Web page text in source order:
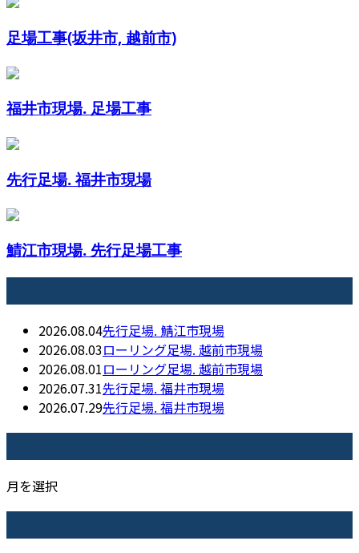
足場工事(坂井市, 越前市)
福井市現場. 足場工事
先行足場. 福井市現場
鯖江市現場. 先行足場工事
2026.08.04先行足場. 鯖江市現場
2026.08.03ローリング足場. 越前市現場
2026.08.01ローリング足場. 越前市現場
2026.07.31先行足場. 福井市現場
2026.07.29先行足場. 福井市現場
月を選択